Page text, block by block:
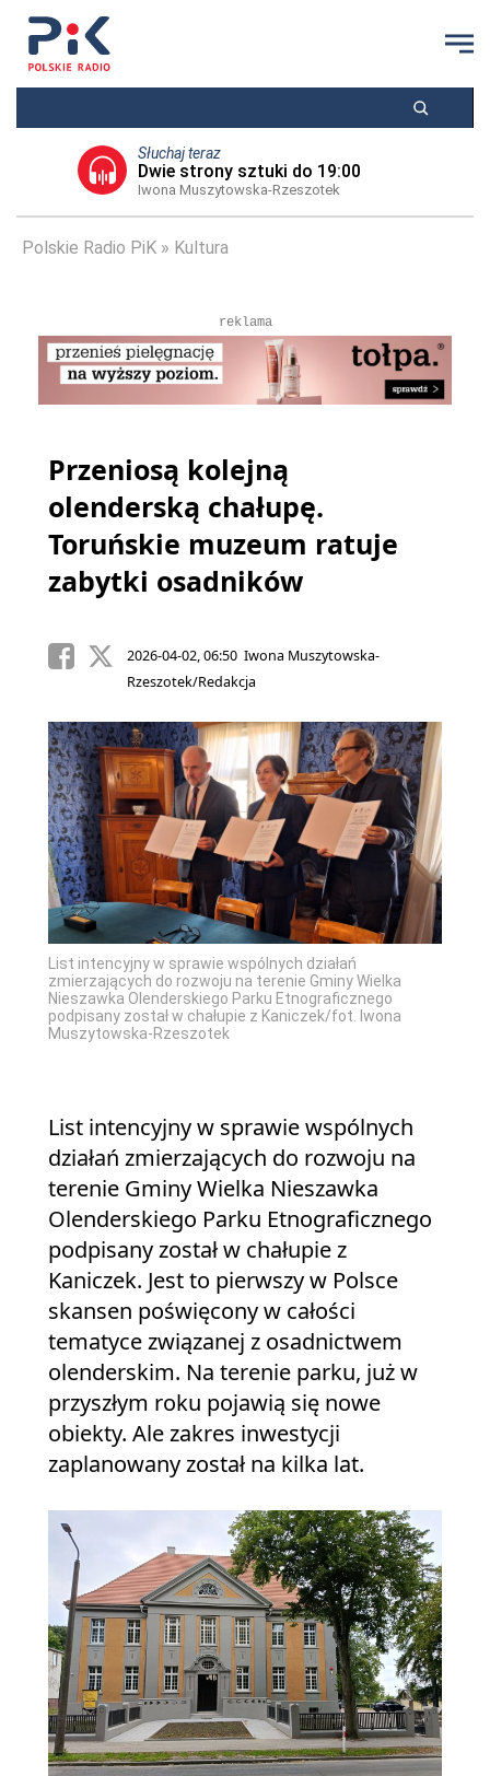
Słuchaj teraz
Dwie strony sztuki do 19:00
Iwona Muszytowska-Rzeszotek
Polskie Radio PiK Kultura
reklama
Przeniosą kolejną
olenderską chałupę.
Toruńskie muzeum ratuje
zabytki osadników
2026-04-02, 06:50 Iwona Muszytowska-
Rzeszotek/Redakcja
List intencyjny w sprawie wspólnych działań
zmierzających do rozwoju na terenie Gminy Wielka
Nieszawka Olenderskiego Parku Etnograficznego
podpisany został w chałupie z Kaniczek/fot. Iwona
Muszytowska-Rzeszotek
List intencyjny w sprawie wspólnych
działań zmierzających do rozwoju na
terenie Gminy Wielka Nieszawka
Olenderskiego Parku Etnograficznego
podpisany został w chałupie z
Kaniczek. Jest to pierwszy w Polsce
skansen poświęcony w całości
tematyce związanej z osadnictwem
olenderskim. Na terenie parku, już w
przyszłym roku pojawią się nowe
obiekty. Ale zakres inwestycji
zaplanowany został na kilka lat.